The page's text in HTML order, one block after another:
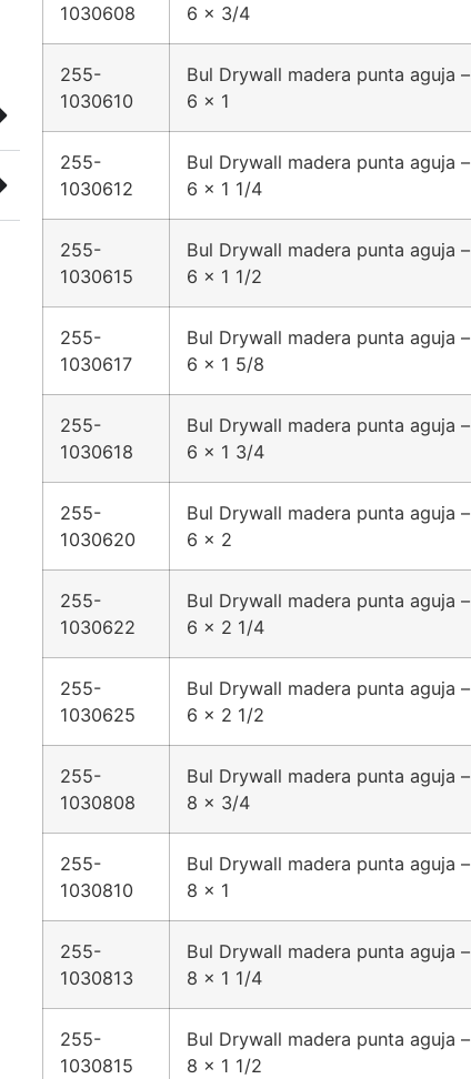
1030608
6 x 3/4
255-
1030610
Bul Drywall madera punta aguja –
6 x 1
255-
1030612
Bul Drywall madera punta aguja –
6 x 1 1/4
255-
1030615
Bul Drywall madera punta aguja –
6 x 1 1/2
255-
1030617
Bul Drywall madera punta aguja –
6 x 1 5/8
255-
1030618
Bul Drywall madera punta aguja –
6 x 1 3/4
255-
1030620
Bul Drywall madera punta aguja –
6 x 2
255-
1030622
Bul Drywall madera punta aguja –
6 x 2 1/4
255-
1030625
Bul Drywall madera punta aguja –
6 x 2 1/2
255-
1030808
Bul Drywall madera punta aguja –
8 x 3/4
255-
1030810
Bul Drywall madera punta aguja –
8 x 1
255-
1030813
Bul Drywall madera punta aguja –
8 x 1 1/4
255-
1030815
Bul Drywall madera punta aguja –
8 x 1 1/2